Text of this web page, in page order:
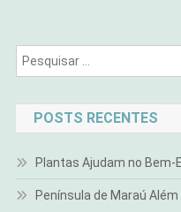
POSTS RECENTES
Plantas Ajudam no Bem-
Península de Maraú